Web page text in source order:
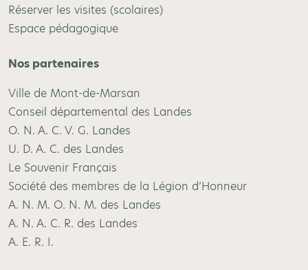
Réserver les visites (scolaires)
Espace pédagogique
Nos partenaires
Ville de Mont-de-Marsan
Conseil départemental des Landes
O. N. A. C. V. G. Landes
U. D. A. C. des Landes
Le Souvenir Français
Société des membres de la Légion d’Honneur
A. N. M. O. N. M. des Landes
A. N. A. C. R. des Landes
A. E. R. I.